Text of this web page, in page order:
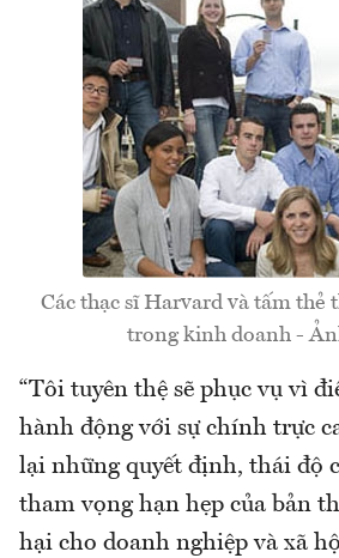
Các thạc sĩ Harvard và tấm thẻ
trong kinh doanh -
“Tôi tuyên thệ sẽ phục vụ vì
hành động với sự chính trực
lại những quyết định, thái độ
tham vọng hạn hẹp của bản
hại cho doanh nghiệp và xã